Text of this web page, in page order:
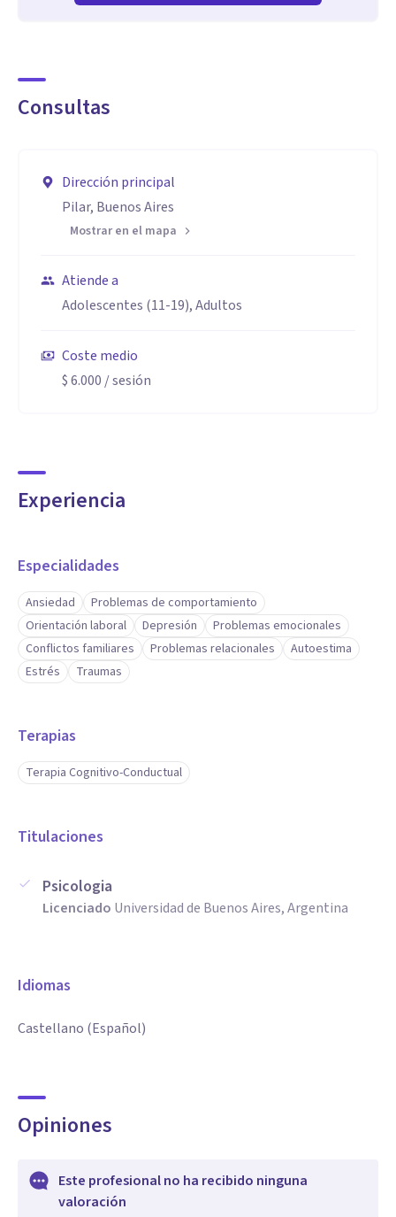
Consultas
Dirección principal
Pilar, Buenos Aires
Mostrar en el mapa
Atiende a
Adolescentes (11-19), Adultos
Coste medio
$ 6.000 / sesión
Experiencia
Especialidades
Ansiedad
Problemas de comportamiento
Orientación laboral
Depresión
Problemas emocionales
Conflictos familiares
Problemas relacionales
Autoestima
Estrés
Traumas
Terapias
Terapia Cognitivo-Conductual
Titulaciones
Psicologia
Licenciado Universidad de Buenos Aires, Argentina
Idiomas
Castellano (Español)
Opiniones
Este profesional no ha recibido ninguna
valoración